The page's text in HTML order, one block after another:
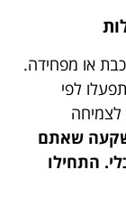
או מפחידה.
לפי
לצמיחה
שאתם
התחילו